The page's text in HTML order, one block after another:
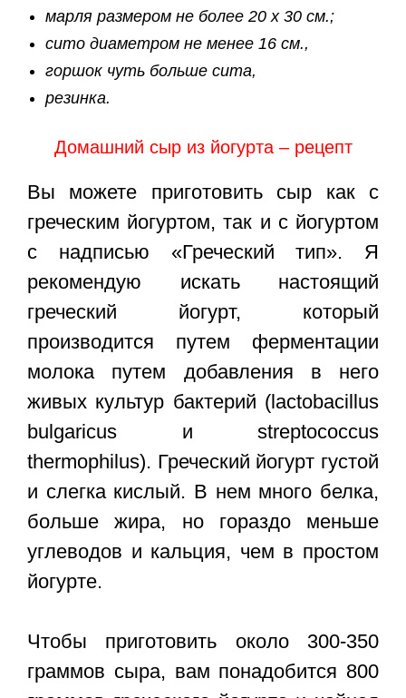
марля размером не более 20 х 30 см.;
сито диаметром не менее 16 см.,
горшок чуть больше сита,
резинка.
Домашний сыр из йогурта – рецепт
Вы можете приготовить сыр как с
греческим йогуртом, так и с йогуртом
с надписью «Греческий тип». Я
рекомендую искать настоящий
греческий йогурт, который
производится путем ферментации
молока путем добавления в него
живых культур бактерий (lactobacillus
bulgaricus и streptococcus
thermophilus). Греческий йогурт густой
и слегка кислый. В нем много белка,
больше жира, но гораздо меньше
углеводов и кальция, чем в простом
йогурте.
Чтобы приготовить около 300-350
граммов сыра, вам понадобится 800